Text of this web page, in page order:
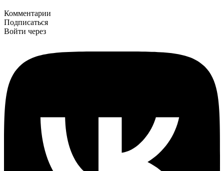
Комментарии
Подписаться
Войти через